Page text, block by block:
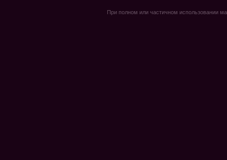
При полном или частичном использовании